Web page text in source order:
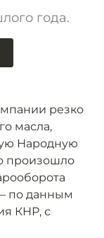
года.
резко
масла,
Народную
произошло
по данным
КНР, с